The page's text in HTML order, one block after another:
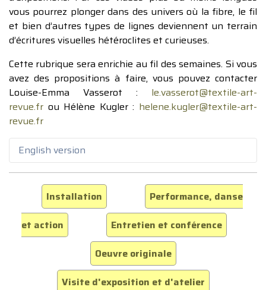
vous pourrez plonger dans des univers où la fibre, le fil
et bien d’autres types de lignes deviennent un terrain
d’écritures visuelles hétéroclites et curieuses.
Cette rubrique sera enrichie au fil des semaines. Si vous
avez des propositions à faire, vous pouvez contacter
Louise-Emma Vasserot : le.vasserot@textile-art-
revue.fr ou Hélène Kugler : helene.kugler@textile-art-
revue.fr
English version
Installation
Performance, danse
et action
Entretien et conférence
Oeuvre originale
Visite d'exposition et d'atelier